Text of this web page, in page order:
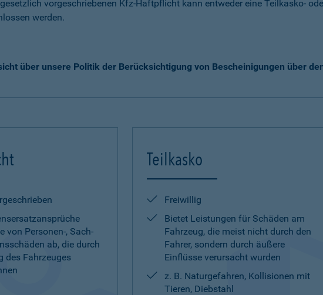
vorgeschriebenen Kfz-Haftpflicht kann entweder eine Teilkasko-
werden.
über unsere Politik der Berücksichtigung von Bescheinigungen über
von Personen-, Sach-
ab, die durch
des Fahrzeuges
Teilkasko
Freiwillig
Bietet Leistungen für Schäden am
Fahrzeug, die meist nicht durch den
Fahrer, sondern durch äußere
Einflüsse verursacht wurden
z. B. Naturgefahren, Kollisionen mit
Tieren, Diebstahl